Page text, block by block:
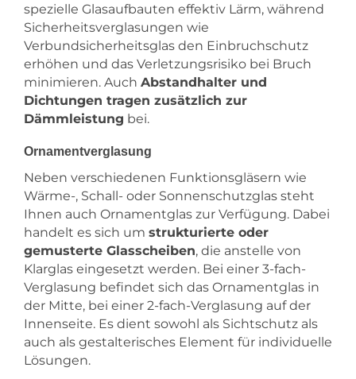
spezielle Glasaufbauten effektiv Lärm, während
Sicherheitsverglasungen wie
Verbundsicherheitsglas den Einbruchschutz
erhöhen und das Verletzungsrisiko bei Bruch
minimieren. Auch Abstandhalter und
Dichtungen tragen zusätzlich zur
Dämmleistung bei.
Ornamentverglasung
Neben verschiedenen Funktionsgläsern wie
Wärme-, Schall- oder Sonnenschutzglas steht
Ihnen auch Ornamentglas zur Verfügung. Dabei
handelt es sich um strukturierte oder
gemusterte Glasscheiben, die anstelle von
Klarglas eingesetzt werden. Bei einer 3-fach-
Verglasung befindet sich das Ornamentglas in
der Mitte, bei einer 2-fach-Verglasung auf der
Innenseite. Es dient sowohl als Sichtschutz als
auch als gestalterisches Element für individuelle
Lösungen.